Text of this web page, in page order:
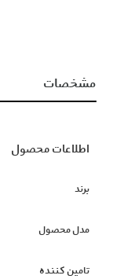
مشخصات
اطلاعات محصول
برند
مدل محصول
تامین کننده